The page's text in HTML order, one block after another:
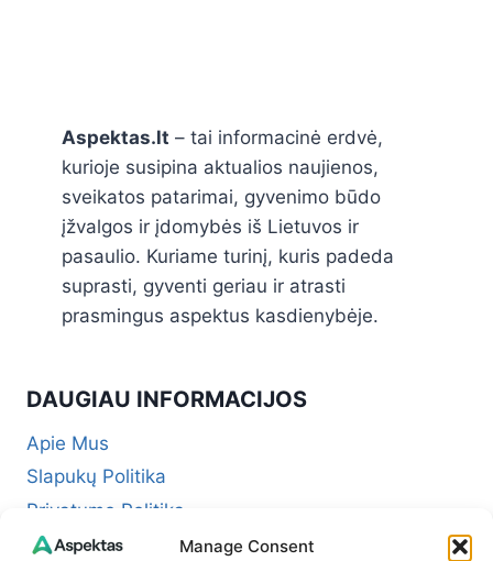
Manage Consent
Aspektas.lt – tai informacinė erdvė,
kurioje susipina aktualios naujienos,
sveikatos patarimai, gyvenimo būdo
įžvalgos ir įdomybės iš Lietuvos ir
pasaulio. Kuriame turinį, kuris padeda
suprasti, gyventi geriau ir atrasti
prasmingus aspektus kasdienybėje.
DAUGIAU INFORMACIJOS
Apie Mus
Slapukų Politika
Privatumo Politika
Redakcinė politika + Klaidų taisymo politika